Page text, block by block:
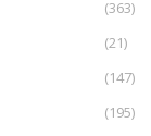
(363)
(21)
(147)
(195)